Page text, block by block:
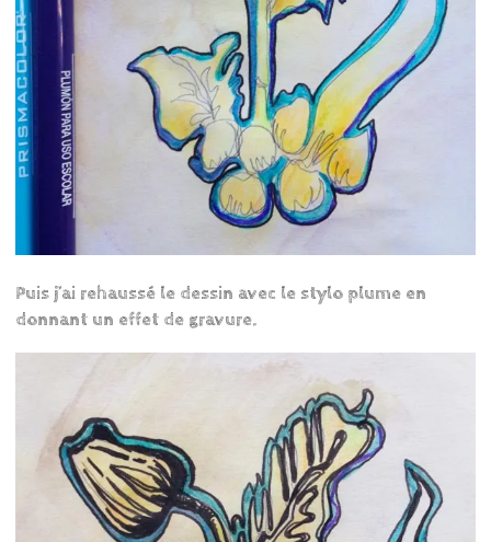
Puis j’ai rehaussé le dessin avec le stylo plume en
donnant un effet de gravure.